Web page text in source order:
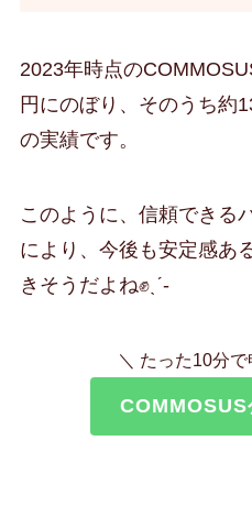
2023年時点の
円にのぼり、そのうち約
の実績です。
このように、信頼できる
により、今後も安定感あ
きそうだよね✊ˎˊ-
＼ たった10分